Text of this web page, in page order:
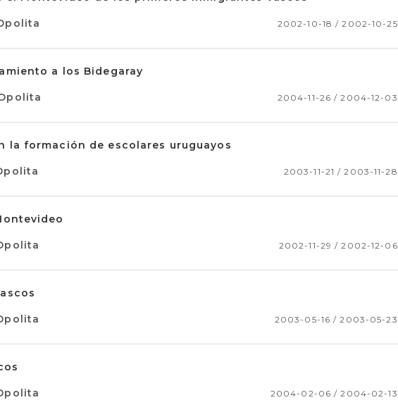
2002-10-18 / 2002-10-25
a los Bidegaray
2004-11-26 / 2004-12-03
la formación de escolares uruguayos
2003-11-21 / 2003-11-28
2002-11-29 / 2002-12-06
2003-05-16 / 2003-05-23
2004-02-06 / 2004-02-13